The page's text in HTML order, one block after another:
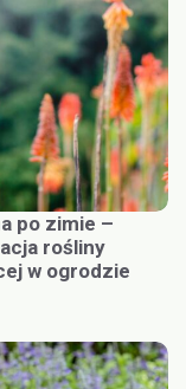
po zimie –
rośliny
w ogrodzie